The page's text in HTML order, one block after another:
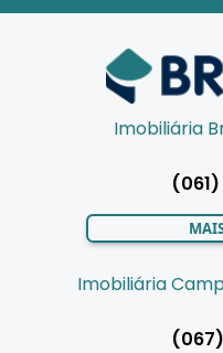
Imobiliária
Imobiliária